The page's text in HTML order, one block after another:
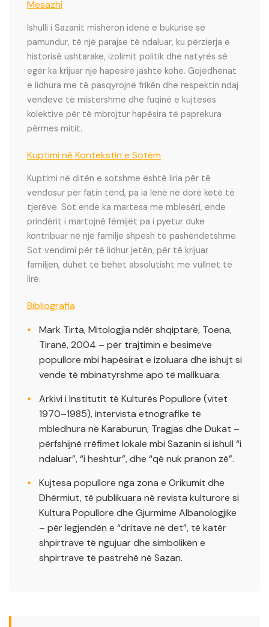
Mesazhi
Ishulli i Sazanit mishëron idenë e bukurisë së
pamundur, të një parajse të ndaluar, ku përzierja e
historisë ushtarake, izolimit politik dhe natyrës së
egër ka krijuar një hapësirë jashtë kohe. Gojëdhënat
e lidhura me të pasqyrojnë frikën dhe respektin ndaj
vendeve të mistershme dhe fuqinë e kujtesës
kolektive për të mbrojtur hapësira të paprekura
përmes mitit.
Kuptimi në Kontekstin e Sotëm
Kuptimi në ditën e sotshme është liria për të
vendosur për fatin tënd, pa ia lënë në dorë këtë të
tjerëve. Sot ende ka martesa me mblesëri, ende
prindërit i martojnë fëmijët pa i pyetur duke
kontribuar në një familje shpesh të pashëndetshme.
Sot vendimi për të lidhur jetën, për të krijuar
familjen, duhet të bëhet absolutisht me vullnet të
lirë.
Bibliografia
Mark Tirta, Mitologjia ndër shqiptarë, Toena,
Tiranë, 2004 – për trajtimin e besimeve
popullore mbi hapësirat e izoluara dhe ishujt si
vende të mbinatyrshme apo të mallkuara.
Arkivi i Institutit të Kulturës Popullore (vitet
1970–1985), intervista etnografike të
mbledhura në Karaburun, Tragjas dhe Dukat –
përfshijnë rrëfimet lokale mbi Sazanin si ishull “i
ndaluar”, “i heshtur”, dhe “që nuk pranon zë”.
Kujtesa popullore nga zona e Orikumit dhe
Dhërmiut, të publikuara në revista kulturore si
Kultura Popullore dhe Gjurmime Albanologjike
– për legjendën e “dritave në det”, të katër
shpirtrave të ngujuar dhe simbolikën e
shpirtrave të pastrehë në Sazan.